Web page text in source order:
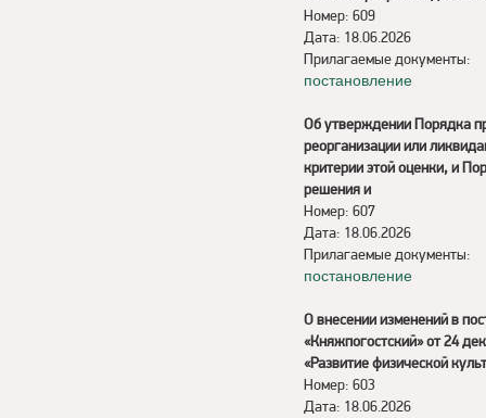
Номер: 609
Дата: 18.06.2026
Прилагаемые документы:
постановление
Об утверждении Порядка
реорганизации или
критерии этой оценки, и
решения и
Номер: 607
Дата: 18.06.2026
Прилагаемые документы:
постановление
О внесении изменений в
«Княжпогостский» от 24
«Развитие физической
Номер: 603
Дата: 18.06.2026